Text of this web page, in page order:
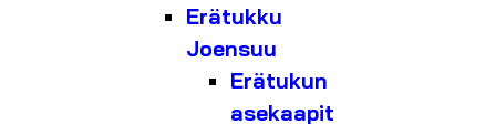
Erätukku
Joensuu
Erätukun
asekaapit